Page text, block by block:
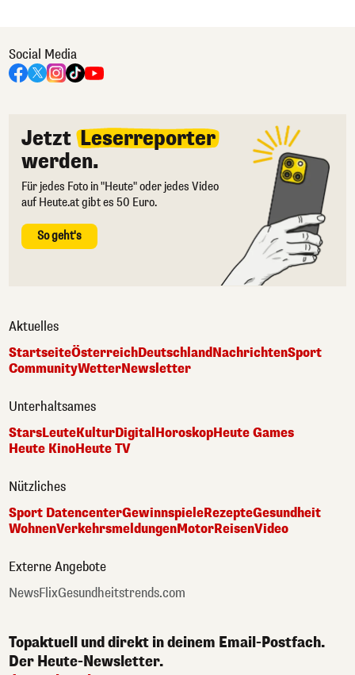
Social Media
Jetzt Leserreporter
werden.
Für jedes Foto in "Heute" oder jedes Video
auf Heute.at gibt es 50 Euro.
So geht's
Aktuelles
StartseiteÖsterreichDeutschlandNachrichtenSport
CommunityWetterNewsletter
Unterhaltsames
StarsLeuteKulturDigital HoroskopHeute Games
Heute KinoHeute TV
Nützliches
Sport DatencenterGewinnspieleRezepteGesundheit
WohnenVerkehrsmeldungenMotorReisenVideo
Externe Angebote
NewsFlixGesundheitstrends.com
Topaktuell und direkt in deinem Email-Postfach.
Der Heute-Newsletter.